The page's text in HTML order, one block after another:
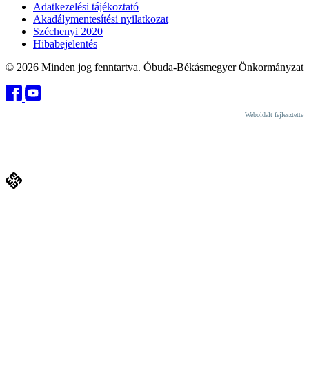
Adatkezelési tájékoztató
Akadálymentesítési nyilatkozat
Széchenyi 2020
Hibabejelentés
© 2026 Minden jog fenntartva. Óbuda-Békásmegyer Önkormányzat
Weboldalt fejlesztette